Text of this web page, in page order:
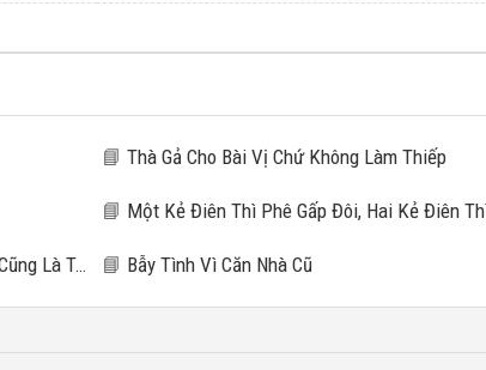
📘 Thà Gả Cho Bài Vị Chứ Không Làm Thiếp
📘 Một Kẻ Điên Thì Phê Gấp Đôi, Hai Kẻ Điên Thì Phê Gấp
La Tràng 📘 Bẫy Tình Vì Căn Nhà Cũ